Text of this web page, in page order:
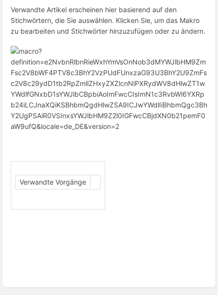
Verwandte Artikel erscheinen hier basierend auf den
Stichwörtern, die Sie auswählen. Klicken Sie, um das Makro
zu bearbeiten und Stichwörter hinzuzufügen oder zu ändern.
Verwandte Vorgänge